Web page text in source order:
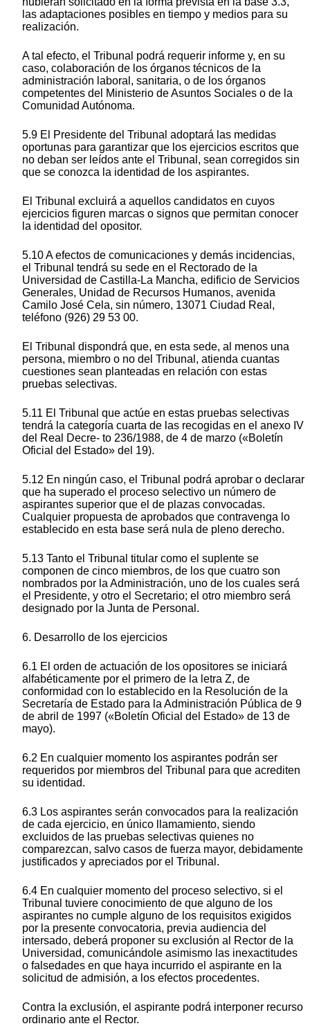
las adaptaciones posibles en tiempo y medios para su
realización.
A tal efecto, el Tribunal podrá requerir informe y, en su
caso, colaboración de los órganos técnicos de la
administración laboral, sanitaria, o de los órganos
competentes del Ministerio de Asuntos Sociales o de la
Comunidad Autónoma.
5.9 El Presidente del Tribunal adoptará las medidas
oportunas para garantizar que los ejercicios escritos que
no deban ser leídos ante el Tribunal, sean corregidos sin
que se conozca la identidad de los aspirantes.
El Tribunal excluirá a aquellos candidatos en cuyos
ejercicios figuren marcas o signos que permitan conocer
la identidad del opositor.
5.10 A efectos de comunicaciones y demás incidencias,
el Tribunal tendrá su sede en el Rectorado de la
Universidad de Castilla-La Mancha, edificio de Servicios
Generales, Unidad de Recursos Humanos, avenida
Camilo José Cela, sin número, 13071 Ciudad Real,
teléfono (926) 29 53 00.
El Tribunal dispondrá que, en esta sede, al menos una
persona, miembro o no del Tribunal, atienda cuantas
cuestiones sean planteadas en relación con estas
pruebas selectivas.
5.11 El Tribunal que actúe en estas pruebas selectivas
tendrá la categoría cuarta de las recogidas en el anexo IV
del Real Decre- to 236/1988, de 4 de marzo («Boletín
Oficial del Estado» del 19).
5.12 En ningún caso, el Tribunal podrá aprobar o declarar
que ha superado el proceso selectivo un número de
aspirantes superior que el de plazas convocadas.
Cualquier propuesta de aprobados que contravenga lo
establecido en esta base será nula de pleno derecho.
5.13 Tanto el Tribunal titular como el suplente se
componen de cinco miembros, de los que cuatro son
nombrados por la Administración, uno de los cuales será
el Presidente, y otro el Secretario; el otro miembro será
designado por la Junta de Personal.
6. Desarrollo de los ejercicios
6.1 El orden de actuación de los opositores se iniciará
alfabéticamente por el primero de la letra Z, de
conformidad con lo establecido en la Resolución de la
Secretaría de Estado para la Administración Pública de 9
de abril de 1997 («Boletín Oficial del Estado» de 13 de
mayo).
6.2 En cualquier momento los aspirantes podrán ser
requeridos por miembros del Tribunal para que acrediten
su identidad.
6.3 Los aspirantes serán convocados para la realización
de cada ejercicio, en único llamamiento, siendo
excluidos de las pruebas selectivas quienes no
comparezcan, salvo casos de fuerza mayor, debidamente
justificados y apreciados por el Tribunal.
6.4 En cualquier momento del proceso selectivo, si el
Tribunal tuviere conocimiento de que alguno de los
aspirantes no cumple alguno de los requisitos exigidos
por la presente convocatoria, previa audiencia del
intersado, deberá proponer su exclusión al Rector de la
Universidad, comunicándole asimismo las inexactitudes
o falsedades en que haya incurrido el aspirante en la
solicitud de admisión, a los efectos procedentes.
Contra la exclusión, el aspirante podrá interponer recurso
ordinario ante el Rector.